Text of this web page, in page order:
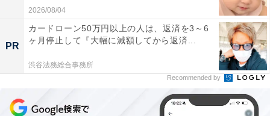
2026/08/04
PR
カードローン50万円以上の人は、返済を3～6
ヶ月停止して『大幅に減額してから返済...
渋谷法務総合事務所
Recommended by